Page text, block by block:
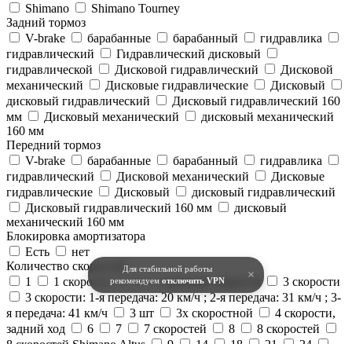
Для стабильной работы
рекомендуем отключить VPN ×
Shimano
Shimano Tourney
Задний тормоз
V-brake
барабанные барабанный
гидравлика
гидравлический
Гидравлический дисковый
гидравлической
Дисковой гидравлический
Дисковой
механический
Дисковые гидравлические
Дисковый
дисковый гидравлический
Дисковый гидравлический 160
мм
Дисковый механический
дисковый механический
160 мм
Передний тормоз
V-brake
барабанные барабанный
гидравлика
гидравлический
Дисковой механический
Дисковые
гидравлические
Дисковый
дисковый гидравлический
Дисковый гидравлический 160 мм
дисковый
механический 160 мм
Блокировка амортизатора
Есть
нет
Количество скоростей
1
1 скорость 3 3 режима скорости
3 скорости
3 скорости: 1-я передача: 20 км/ч ; 2-я передача: 31 км/ч ; 3-
я передача: 41 км/ч
3 шт 3х скоростной
4 скорости,
задний ход
6 7 7 скоростей 8
8 скоростей